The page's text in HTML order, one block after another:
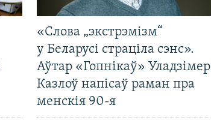
«Слова „экстрэмізм“
у Беларусі страціла сэнс».
Аўтар «Гопнікаў» Уладзімер
Казлоў напісаў раман пра
менскія 90-я